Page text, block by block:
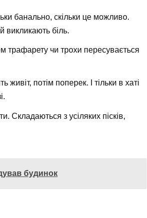
банально, скільки це можливо.
викликають біль.
трафарету чи трохи пересувається
потім поперек. І тільки в хаті
Складаються з усіляких пісків,
будинок